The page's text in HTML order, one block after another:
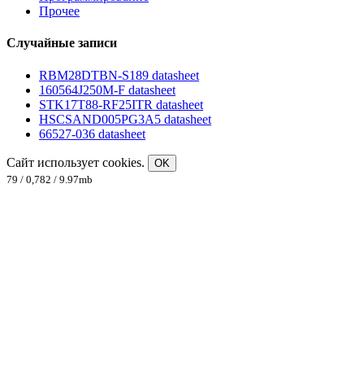
Прочее
Случайные записи
RBM28DTBN-S189 datasheet
160564J250M-F datasheet
STK17T88-RF25ITR datasheet
HSCSAND005PG3A5 datasheet
66527-036 datasheet
Сайт использует cookies.
OK
79 / 0,782 / 9.97mb